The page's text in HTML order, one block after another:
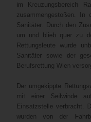
im Kreuzungsbereich
zusammengestoßen. In
Sanitäter. Durch den
um und blieb quer zu
Rettungsleute wurde
Sanitäter sowie der
Berufsrettung Wien
Der umgekippte
mit einer Seilwinde
Einsatzstelle verbracht.
wurden von der